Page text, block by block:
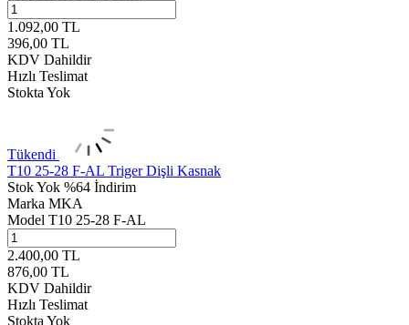
1.092,00 TL
396,00 TL
KDV Dahildir
Hızlı Teslimat
Stokta Yok
Tükendi
T10 25-28 F-AL Triger Dişli Kasnak
Stok Yok %64 İndirim
Marka MKA
Model T10 25-28 F-AL
2.400,00 TL
876,00 TL
KDV Dahildir
Hızlı Teslimat
Stokta Yok